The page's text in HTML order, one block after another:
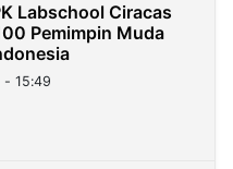
Labschool Ciracas
Pemimpin Muda
15:49